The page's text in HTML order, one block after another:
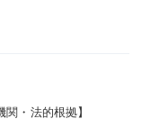
・法的根拠】